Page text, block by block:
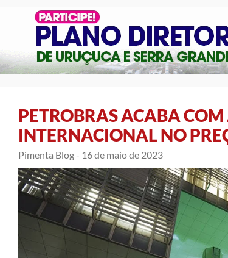
PETROBRAS ACABA
INTERNACIONAL NO
Pimenta Blog - 16 de maio de 2023